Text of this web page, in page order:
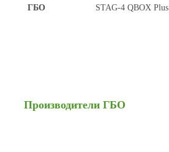
ГБО
STAG-4 QBOX Plus
Производители ГБО